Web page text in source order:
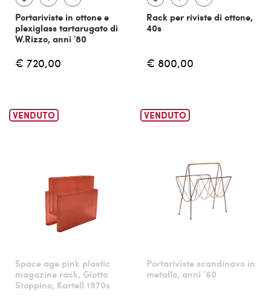
Portariviste in ottone e
plexiglass tartarugato di
W.Rizzo, anni '80
€ 720,00
Rack per riviste di ottone,
40s
€ 800,00
VENDUTO
Space age pink plastic
magazine rack, Giotto
Stoppino, Kartell 1970s
VENDUTO
Portariviste scandinavo in
metallo, anni ’60